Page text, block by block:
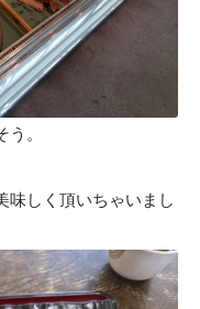
。
味しく頂いちゃいまし